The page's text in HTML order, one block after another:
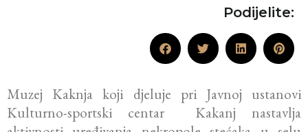
Podijelite:
Muzej Kaknja koji djeluje pri Javnoj ustanovi
Kulturno-sportski centar Kakanj nastavlja